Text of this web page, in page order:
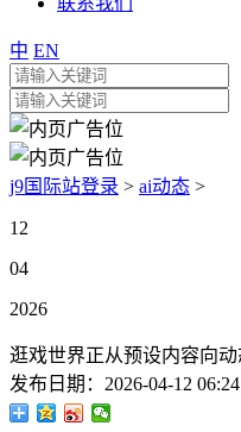
中 EN
j9国际站登录 > ai动态 >
12
04
2026
逛戏世界正从预设内容向
发布日期： 2026-04-12 06:24